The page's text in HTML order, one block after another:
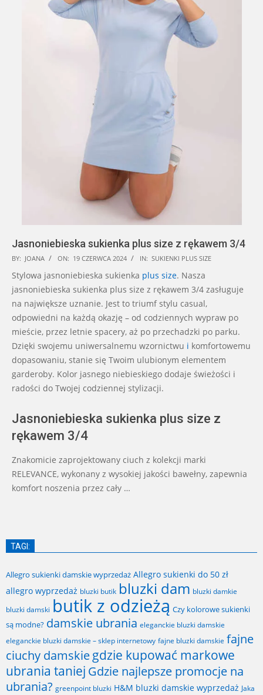
Jasnoniebieska sukienka plus size z rękawem 3/4
2024-
06-
19
BY: JOANA ON: 19 CZERWCA 2024 IN: SUKIENKI PLUS SIZE
Stylowa jasnoniebieska sukienka plus size. Nasza
jasnoniebieska sukienka plus size z rękawem 3/4 zasługuje
na największe uznanie. Jest to triumf stylu casual,
odpowiedni na każdą okazję – od codziennych wypraw po
mieście, przez letnie spacery, aż po przechadzki po parku.
Dzięki swojemu uniwersalnemu wzornictwu i komfortowemu
dopasowaniu, stanie się Twoim ulubionym elementem
garderoby. Kolor jasnego niebieskiego dodaje świeżości i
radości do Twojej codziennej stylizacji.
Jasnoniebieska sukienka plus size z
rękawem 3/4
Znakomicie zaprojektowany ciuch z kolekcji marki
RELEVANCE, wykonany z wysokiej jakości bawełny, zapewnia
komfort noszenia przez cały …
TAGI:
Allegro sukienki damskie wyprzedaż Allegro sukienki do 50 zł
allegro wyprzedaż bluzki butik bluzki dam bluzki damkie
bluzki damski butik z odzieżą Czy kolorowe sukienki
są modne? damskie ubrania eleganckie bluzki damskie
eleganckie bluzki damskie – sklep internetowy fajne bluzki damskie fajne
ciuchy damskiegdzie kupować markowe
ubrania taniej Gdzie najlepsze promocje na
ubrania? greenpoint bluzki H&M bluzki damskie wyprzedaż Jaka